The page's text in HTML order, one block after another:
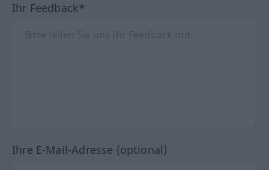
Ihr Feedback*
Ihre E-Mail-Adresse (optional)